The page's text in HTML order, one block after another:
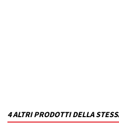
4 ALTRI PRODOTTI DELLA